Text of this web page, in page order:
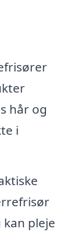
hår og
i
pleje